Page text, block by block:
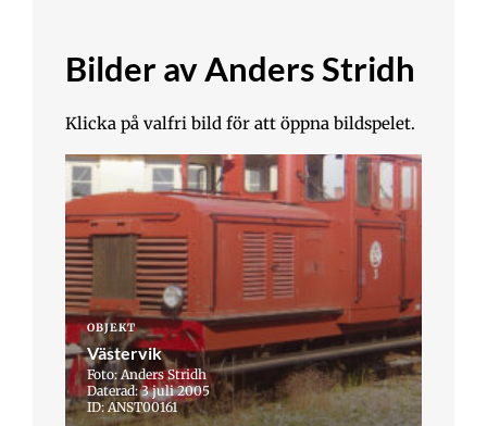
Bilder av Anders Stridh
Klicka på valfri bild för att öppna bildspelet.
OBJEKT
Västervik
Foto: Anders Stridh
Daterad: 3 juli 2005
ID: ANST00161